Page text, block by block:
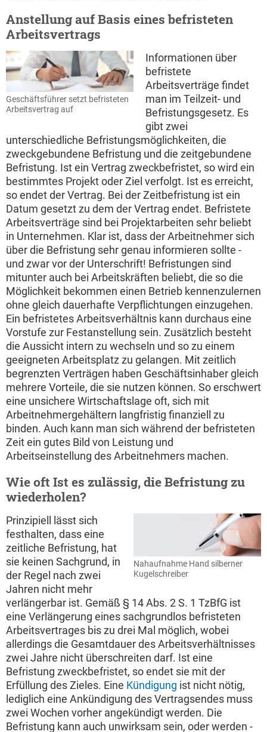
Anstellung auf Basis eines befristeten
Arbeitsvertrags
Geschäftsführer setzt befristeten
Arbeitsvertrag auf
Informationen über
befristete
Arbeitsverträge findet
man im Teilzeit- und
Befristungsgesetz. Es
gibt zwei
unterschiedliche Befristungsmöglichkeiten, die
zweckgebundene Befristung und die zeitgebundene
Befristung. Ist ein Vertrag zweckbefristet, so wird ein
bestimmtes Projekt oder Ziel verfolgt. Ist es erreicht,
so endet der Vertrag. Bei der Zeitbefristung ist ein
Datum gesetzt zu dem der Vertrag endet. Befristete
Arbeitsverträge sind bei Projektarbeiten sehr beliebt
in Unternehmen. Klar ist, dass der Arbeitnehmer sich
über die Befristung sehr genau informieren sollte -
und zwar vor der Unterschrift! Befristungen sind
mitunter auch bei Arbeitskräften beliebt, die so die
Möglichkeit bekommen einen Betrieb kennenzulernen
ohne gleich dauerhafte Verpflichtungen einzugehen.
Ein befristetes Arbeitsverhältnis kann durchaus eine
Vorstufe zur Festanstellung sein. Zusätzlich besteht
die Aussicht intern zu wechseln und so zu einem
geeigneten Arbeitsplatz zu gelangen. Mit zeitlich
begrenzten Verträgen haben Geschäftsinhaber gleich
mehrere Vorteile, die sie nutzen können. So erschwert
eine unsichere Wirtschaftslage oft, sich mit
Arbeitnehmergehältern langfristig finanziell zu
binden. Auch kann man sich während der befristeten
Zeit ein gutes Bild von Leistung und
Arbeitseinstellung des Arbeitnehmers machen.
Wie oft Ist es zulässig, die Befristung zu
wiederholen?
Nahaufnahme Hand silberner
Kugelschreiber
Prinzipiell lässt sich
festhalten, dass eine
zeitliche Befristung, hat
sie keinen Sachgrund, in
der Regel nach zwei
Jahren nicht mehr
verlängerbar ist. Gemäß § 14 Abs. 2 S. 1 TzBfG ist
eine Verlängerung eines sachgrundlos befristeten
Arbeitsvertrages bis zu drei Mal möglich, wobei
allerdings die Gesamtdauer des Arbeitsverhältnisses
zwei Jahre nicht überschreiten darf. Ist eine
Befristung zweckbefristet, so endet sie mit der
Erfüllung des Zieles. Eine Kündigung ist nicht nötig,
lediglich eine Ankündigung des Vertragsendes muss
zwei Wochen vorher angekündigt werden. Die
Befristung kann auch unwirksam sein, oder werden -